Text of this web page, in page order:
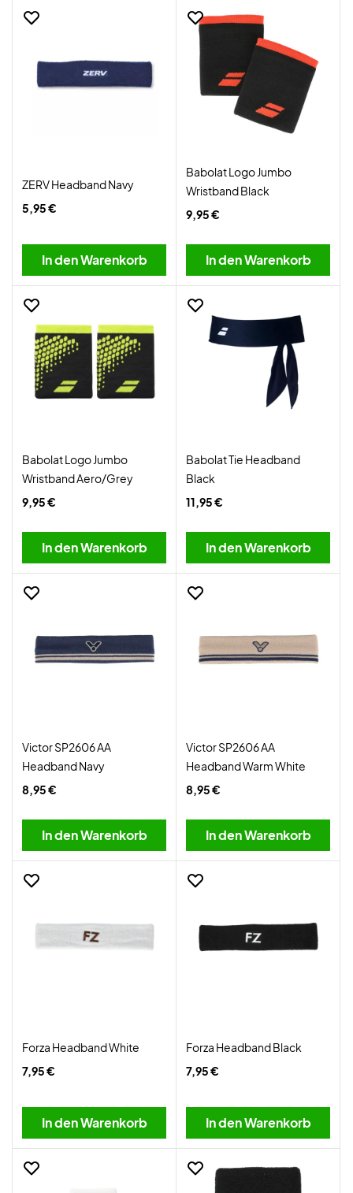
ZERV Headband Navy
5,95 €
In den Warenkorb
Babolat Logo Jumbo
Wristband Black
9,95 €
In den Warenkorb
Babolat Logo Jumbo
Wristband Aero/Grey
9,95 €
In den Warenkorb
Babolat Tie Headband
Black
11,95 €
In den Warenkorb
Victor SP2606 AA
Headband Navy
8,95 €
In den Warenkorb
Victor SP2606 AA
Headband Warm White
8,95 €
In den Warenkorb
Forza Headband White
7,95 €
In den Warenkorb
Forza Headband Black
7,95 €
In den Warenkorb